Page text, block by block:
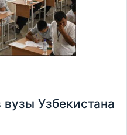
Узбекистана